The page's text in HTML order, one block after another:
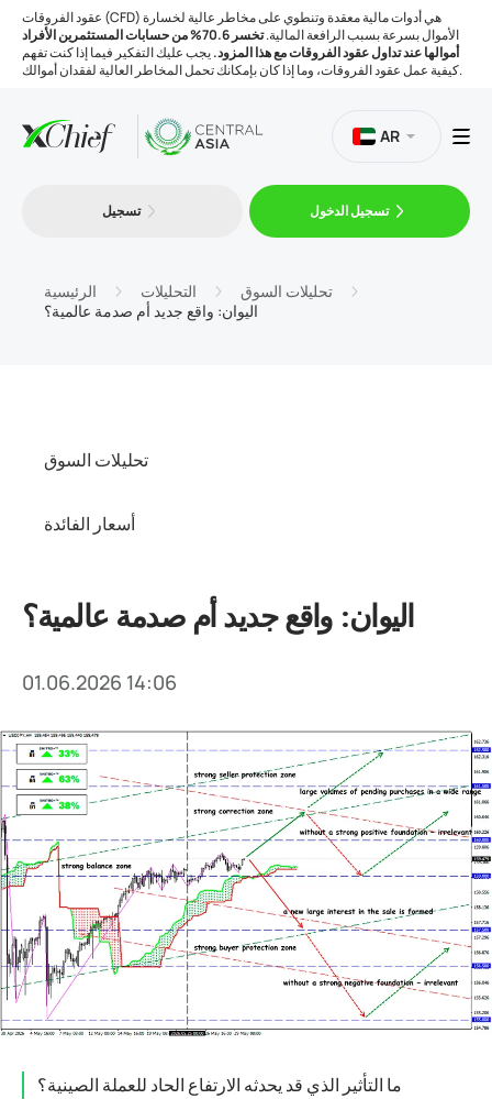
عقود الفروقات (CFD) هي أدوات مالية معقدة وتنطوي على مخاطر عالية لخسارة
الأموال بسرعة بسبب الرافعة المالية.
تخسر 70.6% من حسابات المستثمرين الأفراد
أموالها عند تداول عقود الفروقات مع هذا المزود.يجب عليك التفكير فيما إذا كنت تفهم
كيفية عمل عقود الفروقات، وما إذا كان بإمكانك تحمل المخاطر العالية لفقدان أموالك.
المنصات
AR
تسجيل تسجيل الدخول
الرئيسية التحليلات
تحليلات السوق
اليوان: واقع جديد أم صدمة عالمية؟
تحليلات السوق
أسعار الفائدة
اليوان: واقع جديد أم صدمة عالمية؟
01.06.2026 14:06
ما التأثير الذي قد يحدثه الارتفاع الحاد للعملة الصينية؟